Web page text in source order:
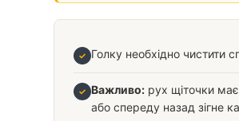
✓ Голку необхідно чистити
✓ Важливо: рух щіточки
або спереду назад зігне